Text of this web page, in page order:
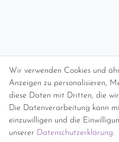
Wir verwenden Cookies und
Anzeigen zu personalisieren,
diese Daten mit Dritten, die
Die Datenverarbeitung kann
einzuwilligen und die
unserer Daten­schutz­erklärung.